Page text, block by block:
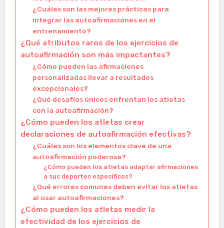
¿Cuáles son las mejores prácticas para
integrar las autoafirmaciones en el
entrenamiento?
¿Qué atributos raros de los ejercicios de
autoafirmación son más impactantes?
¿Cómo pueden las afirmaciones
personalizadas llevar a resultados
excepcionales?
¿Qué desafíos únicos enfrentan los atletas
con la autoafirmación?
¿Cómo pueden los atletas crear
declaraciones de autoafirmación efectivas?
¿Cuáles son los elementos clave de una
autoafirmación poderosa?
¿Cómo pueden los atletas adaptar afirmaciones
a sus deportes específicos?
¿Qué errores comunes deben evitar los atletas
al usar autoafirmaciones?
¿Cómo pueden los atletas medir la
efectividad de los ejercicios de